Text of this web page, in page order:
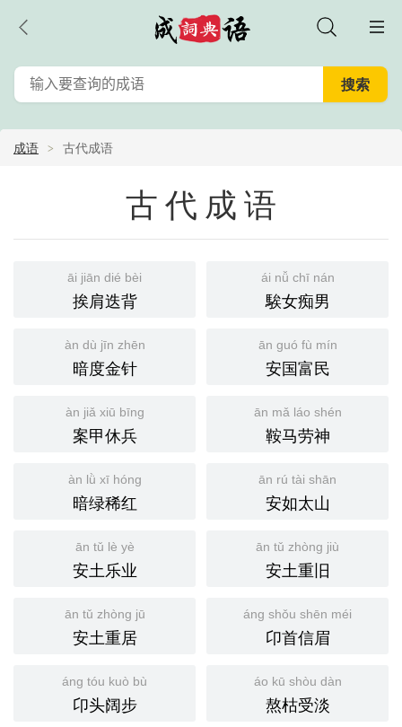
成语 古代成语
古代成语
āi jiān dié bèi
挨肩迭背
ái nǚ chī nán
騃女痴男
àn dù jīn zhēn
暗度金针
ān guó fù mín
安国富民
àn jiǎ xiū bīng
案甲休兵
ān mǎ láo shén
鞍马劳神
àn lǜ xī hóng
暗绿稀红
ān rú tài shān
安如太山
ān tǔ lè yè
安土乐业
ān tǔ zhòng jiù
安土重旧
ān tǔ zhòng jū
安土重居
áng shǒu shēn méi
卬首信眉
áng tóu kuò bù
卬头阔步
áo kū shòu dàn
熬枯受淡